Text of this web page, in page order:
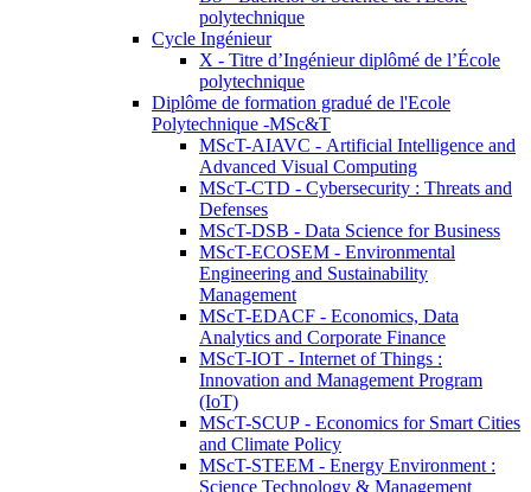
polytechnique
Cycle Ingénieur
X - Titre d’Ingénieur diplômé de l’École
polytechnique
Diplôme de formation gradué de l'Ecole
Polytechnique -MSc&T
MScT-AIAVC - Artificial Intelligence and
Advanced Visual Computing
MScT-CTD - Cybersecurity : Threats and
Defenses
MScT-DSB - Data Science for Business
MScT-ECOSEM - Environmental
Engineering and Sustainability
Management
MScT-EDACF - Economics, Data
Analytics and Corporate Finance
MScT-IOT - Internet of Things :
Innovation and Management Program
(IoT)
MScT-SCUP - Economics for Smart Cities
and Climate Policy
MScT-STEEM - Energy Environment :
Science Technology & Management